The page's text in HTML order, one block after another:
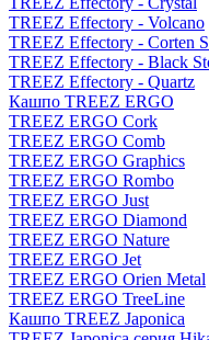
TREEZ Effectory - Volcano
TREEZ Effectory - Corten
TREEZ Effectory - Black
TREEZ Effectory - Quartz
Кашпо TREEZ ERGO
TREEZ ERGO Cork
TREEZ ERGO Comb
TREEZ ERGO Graphics
TREEZ ERGO Rombo
TREEZ ERGO Just
TREEZ ERGO Diamond
TREEZ ERGO Nature
TREEZ ERGO Jet
TREEZ ERGO Orien Metal
TREEZ ERGO TreeLine
Кашпо TREEZ Japonica